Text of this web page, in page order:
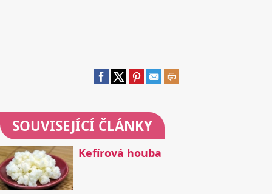
SOUVISEJÍCÍ ČLÁNKY
Kefírová houba